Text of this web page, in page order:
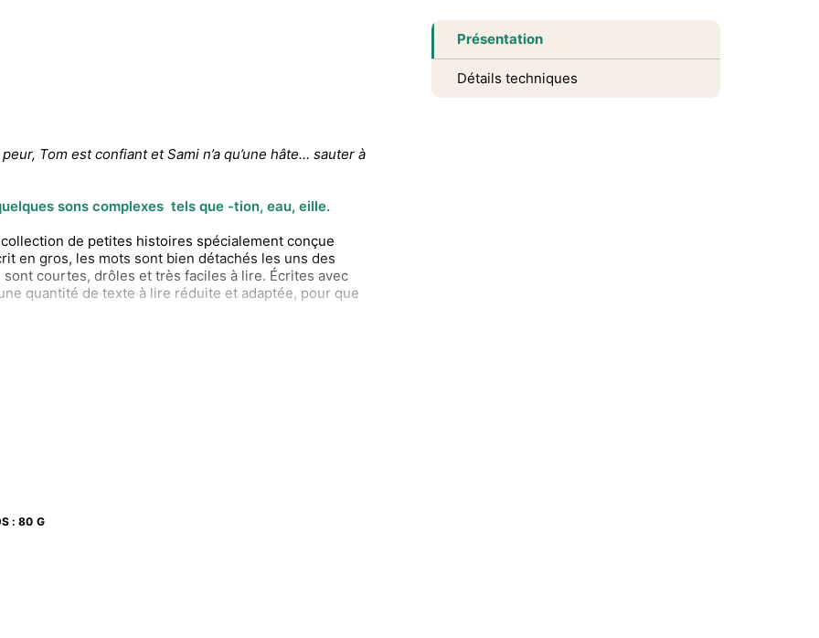
Tom est confiant et Sami n’a qu’une hâte… sauter à
sons complexes tels que -tion, eau, eille.
de petites histoires spécialement conçue
en gros, les mots sont bien détachés les uns des
courtes, drôles et très faciles à lire. Écrites avec
quantité de texte à lire réduite et adaptée, pour que
:80 G
Présentation
Détails techniques